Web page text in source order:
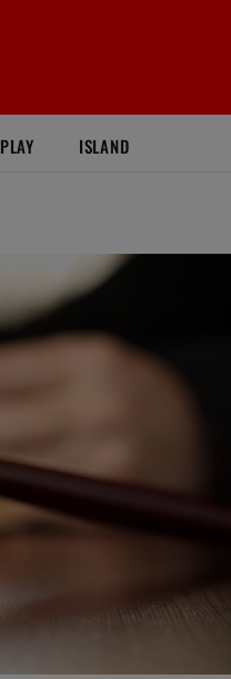
PLAY ISLAND